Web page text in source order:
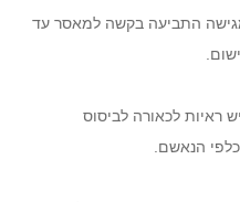
התביעה בקשה למאסר עד
ראיות לכאורה לביסוס
הנאשם.